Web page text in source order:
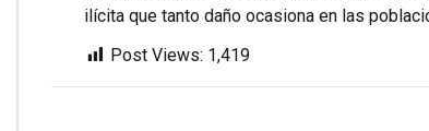
ilícita que tanto daño ocasiona en las
Post Views: 1,419